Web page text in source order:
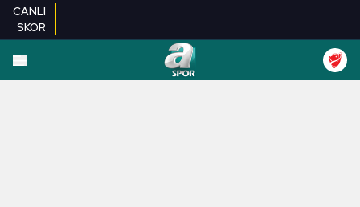
CANLI
SKOR